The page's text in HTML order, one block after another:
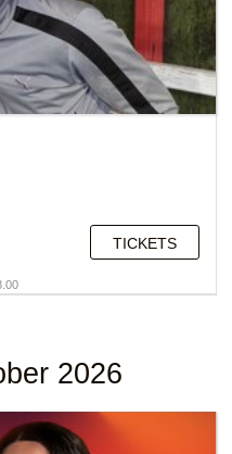
TICKETS
2026